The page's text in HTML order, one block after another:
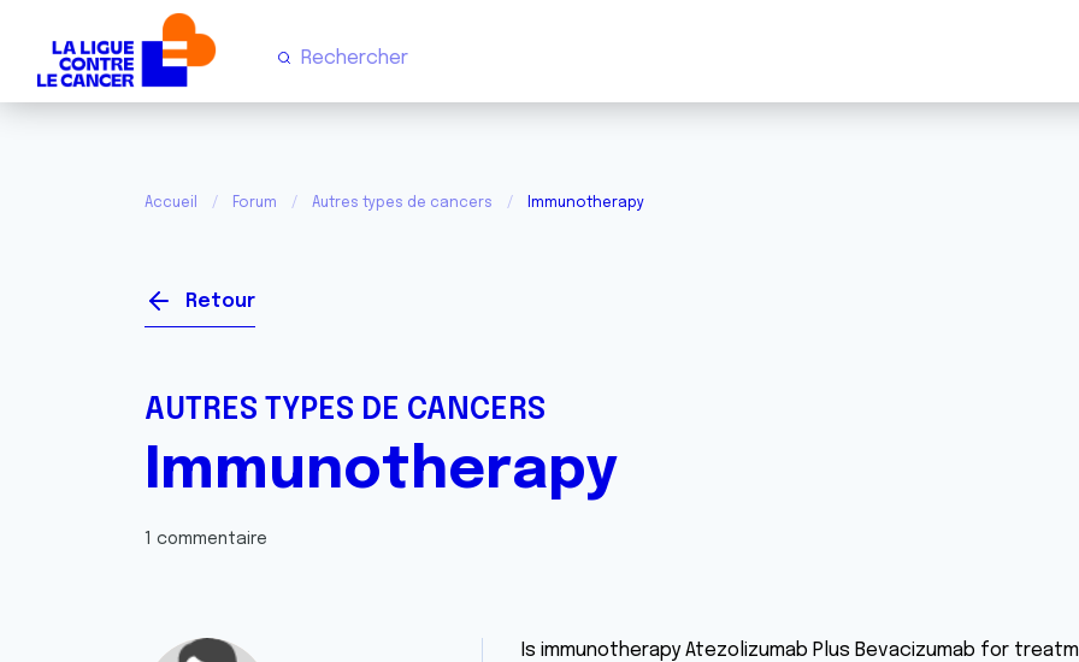
Accueil Forum Autres types de cancers Immunotherapy
Retour
AUTRES TYPES DE CANCERS
Immunotherapy
1 commentaire
Is immunotherapy Atezolizumab Plus Bevacizumab for